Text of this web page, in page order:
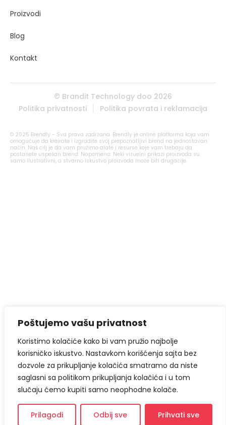
Poštujemo vašu privatnost
Koristimo kolačiće kako bi vam pružio najbolje
korisničko iskustvo. Nastavkom korišćenja sajta bez
dozvole za prikupljanje kolačića smatramo da niste
saglasni sa politikom prikupljanja kolačića i u tom
slučaju ćemo kupiti samo neophodne kolače.
Prilagodi Odbij sve Prihvati sve
Proizvodi
Blog
Kontakt
© Brandit Technology doo 2026
Politika privatnosti
Politika povrata i reklamacija
© 2025 Brendly - Sva prava zadržana. Brendly je online platforma koja vam
omogućuje da kreirate i izgradite svoj prepoznatljivi brend na jednostavan
način. Naš cilj je da vam pružimo alate i resurse koje vam trebaju da
postanete uspešan brend. Napomena: Neki vizuelni prikazi proizvoda su
samo ilustrativni, a stvarno iskustvo proizvoda može biti drugačije.